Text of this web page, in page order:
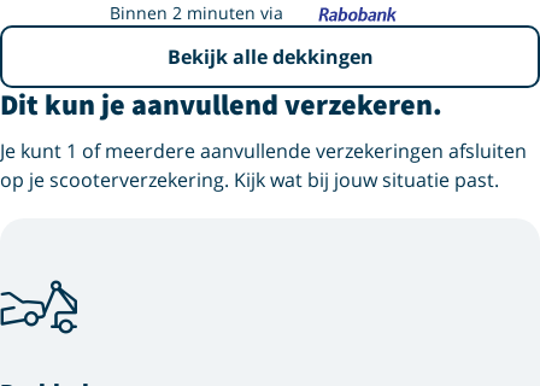
Binnen 2 minuten via
Bekijk alle dekkingen
Dit kun je aanvullend verzekeren.
Je kunt 1 of meerdere aanvullende verzekeringen afsluiten
op je scooterverzekering. Kijk wat bij jouw situatie past.